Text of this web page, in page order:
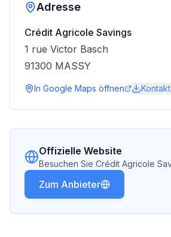
Adresse
Crédit Agricole Savings
1 rue Victor Basch
91300 MASSY
In Google Maps öffnen
Offizielle Website
Besuchen Sie Crédit Agricole
Zum Anbieter